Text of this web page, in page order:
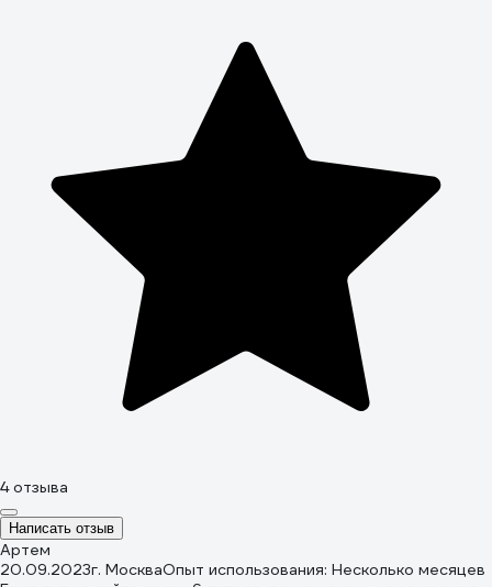
4 отзыва
Написать отзыв
Артем
20.09.2023г. МоскваОпыт использования: Несколько месяцев